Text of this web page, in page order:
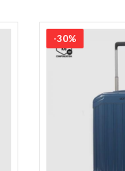
-30%